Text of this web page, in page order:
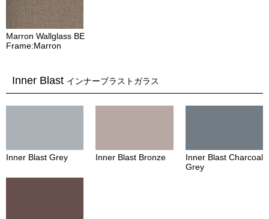
Marron Wallglass BE
Frame:Marron
Inner Blast インナーブラストガラス
Inner Blast Grey Inner Blast Bronze
Inner Blast Charcoal
Grey